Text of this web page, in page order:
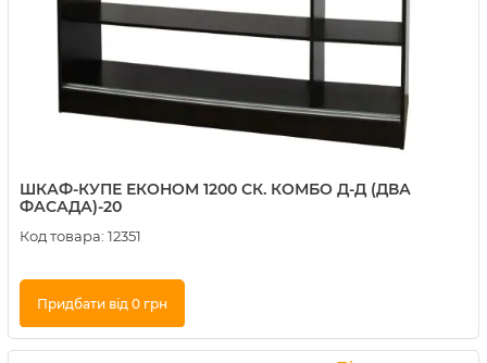
ШКАФ-КУПЕ ЕКОНОМ 1200 СК. КОМБО Д-Д (ДВА
ФАСАДА)-20
Код товара: 12351
Придбати від 0 грн
Купити в 1 клік